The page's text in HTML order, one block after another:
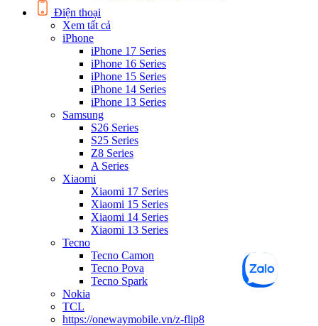
Điện thoại
Xem tất cả
iPhone
iPhone 17 Series
iPhone 16 Series
iPhone 15 Series
iPhone 14 Series
iPhone 13 Series
Samsung
S26 Series
S25 Series
Z8 Series
A Series
Xiaomi
Xiaomi 17 Series
Xiaomi 15 Series
Xiaomi 14 Series
Xiaomi 13 Series
Tecno
Tecno Camon
Tecno Pova
Tecno Spark
Nokia
TCL
https://onewaymobile.vn/z-flip8